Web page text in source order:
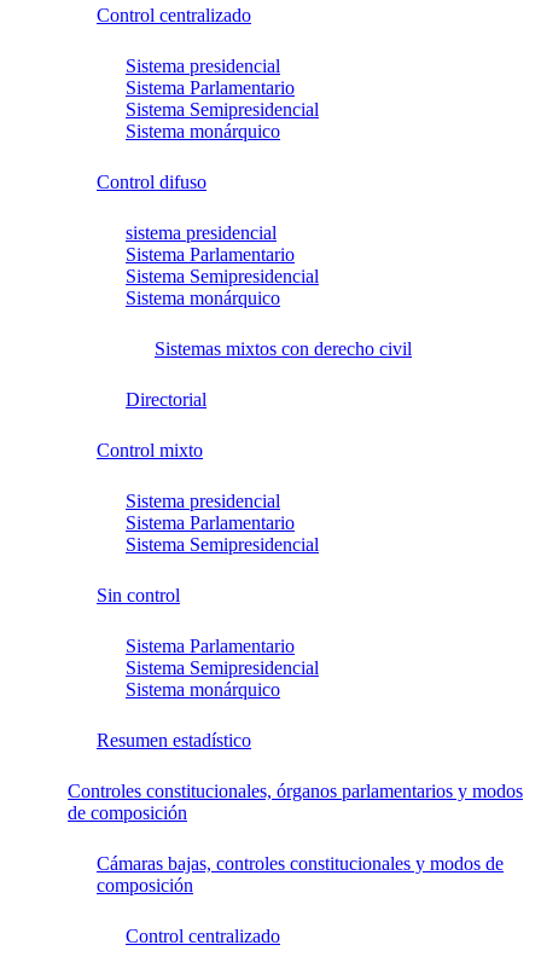
Control centralizado
Sistema presidencial
Sistema Parlamentario
Sistema Semipresidencial
Sistema monárquico
Control difuso
sistema presidencial
Sistema Parlamentario
Sistema Semipresidencial
Sistema monárquico
Sistemas mixtos con derecho civil
Directorial
Control mixto
Sistema presidencial
Sistema Parlamentario
Sistema Semipresidencial
Sin control
Sistema Parlamentario
Sistema Semipresidencial
Sistema monárquico
Resumen estadístico
Controles constitucionales, órganos parlamentarios y modos
de composición
Cámaras bajas, controles constitucionales y modos de
composición
Control centralizado